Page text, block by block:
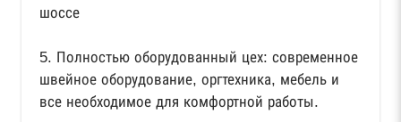
шоссе
5. Полностью оборудованный цех: современное
швейное оборудование, оргтехника, мебель и
все необходимое для комфортной работы.